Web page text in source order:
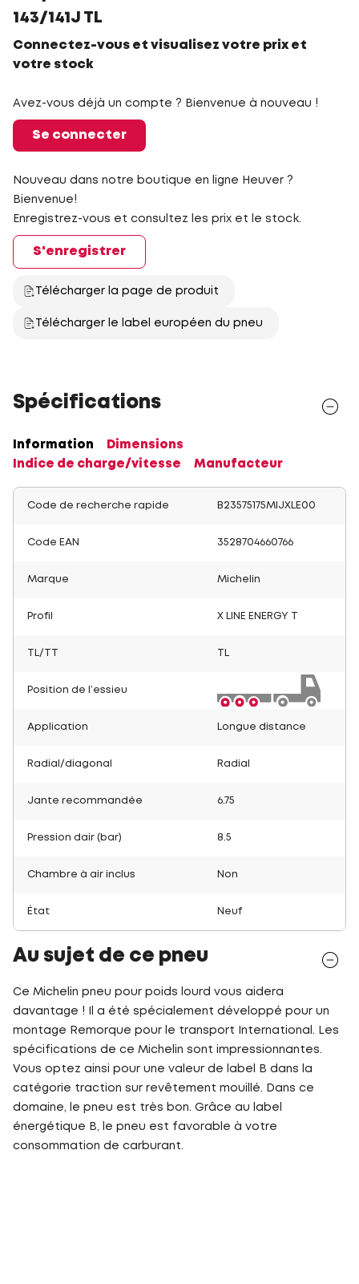
143/141J TL
Connectez-vous et visualisez votre prix et
votre stock
Avez-vous déjà un compte ? Bienvenue à nouveau !
Se connecter
Nouveau dans notre boutique en ligne Heuver ?
Bienvenue!
Enregistrez-vous et consultez les prix et le stock.
S'enregistrer
Télécharger la page de produit
Télécharger le label européen du pneu
Spécifications
Information
Dimensions
Indice de charge/vitesse
Manufacteur
Code de recherche rapide B23575175MIJXLE00
Code EAN 3528704660766
Marque Michelin
Profil X LINE ENERGY T
TL/TT
Position de l’essieu
Application Longue distance
Radial/diagonal Radial
Jante recommandée 6.75
Pression dair (bar) 8.5
Chambre à air inclus Non
État Neuf
Au sujet de ce pneu
Ce Michelin pneu pour poids lourd vous aidera
davantage ! Il a été spécialement développé pour un
montage Remorque pour le transport International. Les
spécifications de ce Michelin sont impressionnantes.
Vous optez ainsi pour une valeur de label B dans la
catégorie traction sur revêtement mouillé. Dans ce
domaine, le pneu est très bon. Grâce au label
énergétique B, le pneu est favorable à votre
consommation de carburant.